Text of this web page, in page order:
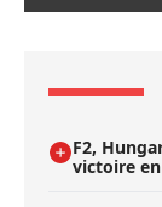
F2,
victoire